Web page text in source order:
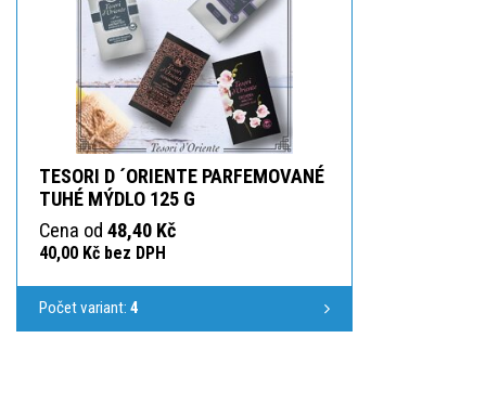
TESORI D ´ORIENTE PARFEMOVANÉ
TUHÉ MÝDLO 125 G
Cena od 48,40 Kč
40,00 Kč bez DPH
Počet variant: 4